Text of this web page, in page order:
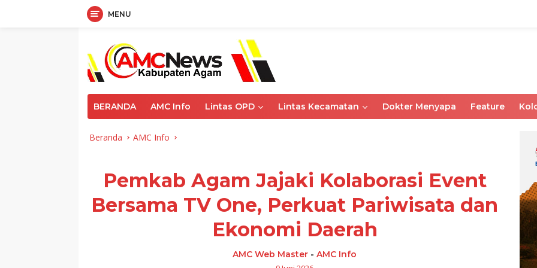
MENU
BERANDA AMC Info Lintas OPD Lintas Kecamatan Dokter Menyapa Feature
Beranda AMC Info
Pemkab Agam Jajaki Kolaborasi Event
Bersama TV One, Perkuat Pariwisata dan
Ekonomi Daerah
AMC Web Master -AMC Info